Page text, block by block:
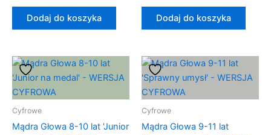
Dodaj do koszyka Dodaj do koszyka
Cyfrowe
Mądra Głowa 8-10 lat 'Junior
Cyfrowe
Mądra Głowa 9-11 lat